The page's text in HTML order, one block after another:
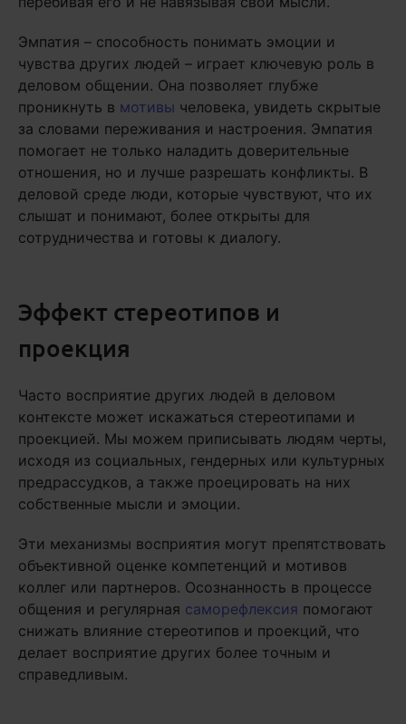
Эмпатия – способность понимать эмоции и
чувства других людей – играет ключевую роль в
деловом общении. Она позволяет глубже
проникнуть в мотивы человека, увидеть скрытые
за словами переживания и настроения. Эмпатия
помогает не только наладить доверительные
отношения, но и лучше разрешать конфликты. В
деловой среде люди, которые чувствуют, что их
слышат и понимают, более открыты для
сотрудничества и готовы к диалогу.
Эффект стереотипов и
проекция
Часто восприятие других людей в деловом
контексте может искажаться стереотипами и
проекцией. Мы можем приписывать людям черты,
исходя из социальных, гендерных или культурных
предрассудков, а также проецировать на них
собственные мысли и эмоции.
Эти механизмы восприятия могут препятствовать
объективной оценке компетенций и мотивов
коллег или партнеров. Осознанность в процессе
общения и регулярная саморефлексия помогают
снижать влияние стереотипов и проекций, что
делает восприятие других более точным и
справедливым.